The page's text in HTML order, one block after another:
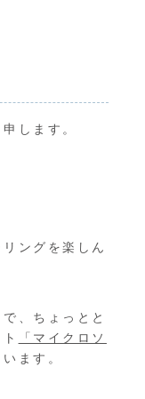
します。
ングを楽しん
、ちょっとと
「マイクロソ
ます。